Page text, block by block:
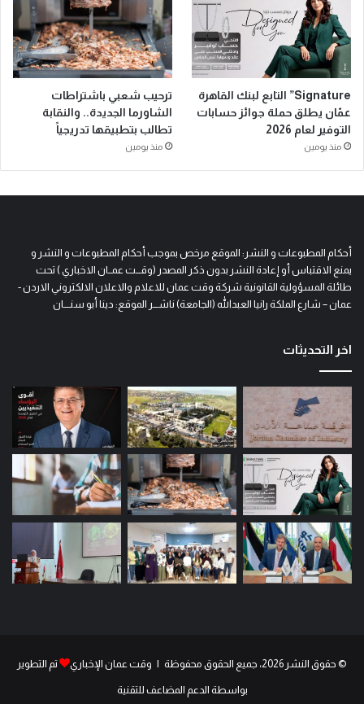
Signature” التابع لبنك القاهرة
عمّان يطلق حملة جوائز حسابات
التوفير لعام 2026
منذ يومين
ترحيب شعبي باشتراطات
الشاورما الجديدة.. والنقابة
تطالب بتطبيقها تدريجياً
منذ يومين
أحكام المطبوعات و النشر: الموقع مرخص بموجب أحكام المطبوعات و النشر و
يمنع الاقتباس أو إعادة النشر بدون ذكر المصدر (وقـــت عمــان الاخباري ) تحت
طائلة المسؤولية القانونية شركة وقت عمان للاعلام والاعلان الالكتروني الاردن -
عمان – شارع الملكة رانيا العبدالله (الجامعة) ناشـــر الموقع: دينا أبو سنــــان
اخر التحديثات
© حقوق النشر 2026، جميع الحقوق محفوظة | وقت عمان الإخباري تم التطوير
بواسطة الدعم المضاعف للتقنية